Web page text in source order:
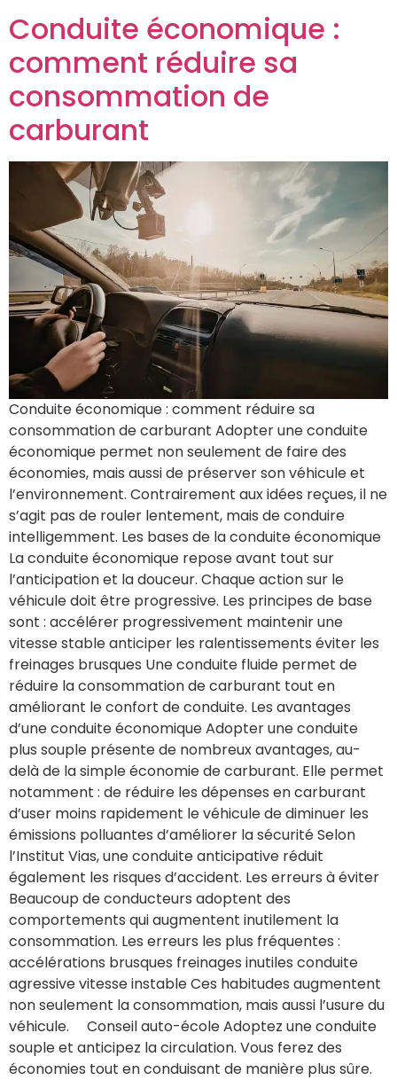
Conduite économique :
comment réduire sa
consommation de
carburant
Conduite économique : comment réduire sa
consommation de carburant Adopter une conduite
économique permet non seulement de faire des
économies, mais aussi de préserver son véhicule et
l’environnement. Contrairement aux idées reçues, il ne
s’agit pas de rouler lentement, mais de conduire
intelligemment. Les bases de la conduite économique
La conduite économique repose avant tout sur
l’anticipation et la douceur. Chaque action sur le
véhicule doit être progressive. Les principes de base
sont : accélérer progressivement maintenir une
vitesse stable anticiper les ralentissements éviter les
freinages brusques Une conduite fluide permet de
réduire la consommation de carburant tout en
améliorant le confort de conduite. Les avantages
d’une conduite économique Adopter une conduite
plus souple présente de nombreux avantages, au-
delà de la simple économie de carburant. Elle permet
notamment : de réduire les dépenses en carburant
d’user moins rapidement le véhicule de diminuer les
émissions polluantes d’améliorer la sécurité Selon
l’Institut Vias, une conduite anticipative réduit
également les risques d’accident. Les erreurs à éviter
Beaucoup de conducteurs adoptent des
comportements qui augmentent inutilement la
consommation. Les erreurs les plus fréquentes :
accélérations brusques freinages inutiles conduite
agressive vitesse instable Ces habitudes augmentent
non seulement la consommation, mais aussi l’usure du
véhicule. Conseil auto-école Adoptez une conduite
souple et anticipez la circulation. Vous ferez des
économies tout en conduisant de manière plus sûre.